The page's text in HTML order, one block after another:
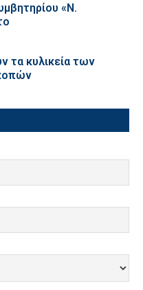
«Ν.
τα κυλικεία των